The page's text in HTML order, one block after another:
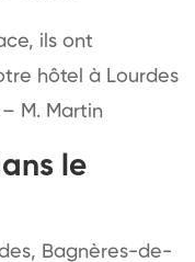
ils ont
hôtel à Lourdes
M. Martin
le
Bagnères-de-